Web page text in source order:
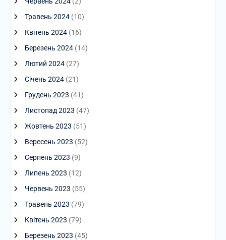
Травень 2024(10)
Квітень 2024(16)
Березень 2024(14)
Лютий 2024(27)
Січень 2024(21)
Грудень 2023 (41)
Листопад 2023 (47)
Жовтень 2023 (51)
Вересень 2023 (52)
Серпень 2023 (9)
Липень 2023 (12)
Червень 2023 (55)
Травень 2023 (79)
Квітень 2023 (79)
Березень 2023 (45)